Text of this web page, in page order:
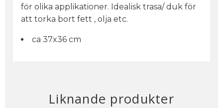
för olika applikationer. Idealisk trasa/ duk för
att torka bort fett , olja etc.
ca 37x36 cm
Liknande produkter